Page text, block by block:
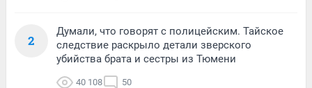
2
Думали, что говорят с полицейским. Тайское
следствие раскрыло детали зверского
убийства брата и сестры из Тюмени
40 108 50